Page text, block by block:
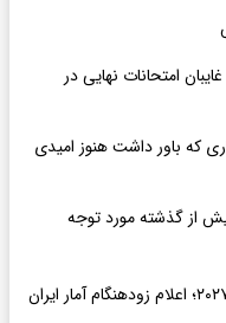
امتحانات نهایی در
که باور داشت هنوز امیدی
از گذشته مورد توجه